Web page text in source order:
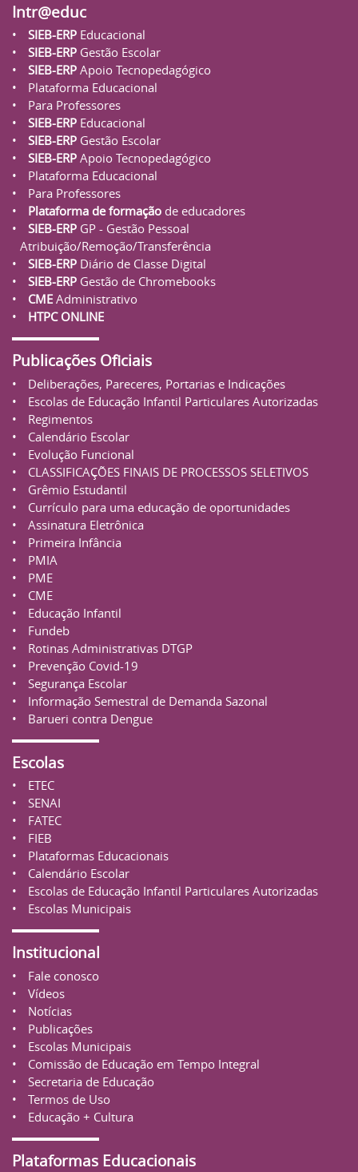
Intr@educ
SIEB-ERP Educacional
SIEB-ERP Gestão Escolar
SIEB-ERP Apoio Tecnopedagógico
Plataforma Educacional
Para Professores
SIEB-ERP Educacional
SIEB-ERP Gestão Escolar
SIEB-ERP Apoio Tecnopedagógico
Plataforma Educacional
Para Professores
Plataforma de formação de educadores
SIEB-ERP GP - Gestão Pessoal
Atribuição/Remoção/Transferência
SIEB-ERP Diário de Classe Digital
SIEB-ERP Gestão de Chromebooks
CME Administrativo
HTPC ONLINE
Publicações Oficiais
Deliberações, Pareceres, Portarias e Indicações
Escolas de Educação Infantil Particulares Autorizadas
Regimentos
Calendário Escolar
Evolução Funcional
CLASSIFICAÇÕES FINAIS DE PROCESSOS SELETIVOS
Grêmio Estudantil
Currículo para uma educação de oportunidades
Assinatura Eletrônica
Primeira Infância
PMIA
PME
CME
Educação Infantil
Fundeb
Rotinas Administrativas DTGP
Prevenção Covid-19
Segurança Escolar
Informação Semestral de Demanda Sazonal
Barueri contra Dengue
Escolas
ETEC
SENAI
FATEC
FIEB
Plataformas Educacionais
Calendário Escolar
Escolas de Educação Infantil Particulares Autorizadas
Escolas Municipais
Institucional
Fale conosco
Vídeos
Notícias
Publicações
Escolas Municipais
Comissão de Educação em Tempo Integral
Secretaria de Educação
Termos de Uso
Educação + Cultura
Plataformas Educacionais